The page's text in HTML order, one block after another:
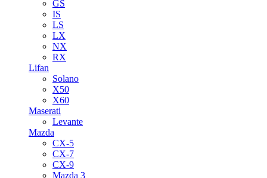
GS
IS
LS
LX
NX
RX
Lifan
Solano
X50
X60
Maserati
Levante
Mazda
CX-5
CX-7
CX-9
Mazda 3